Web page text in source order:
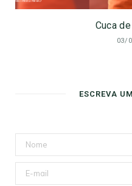
Cuca
03/
ESCREVA